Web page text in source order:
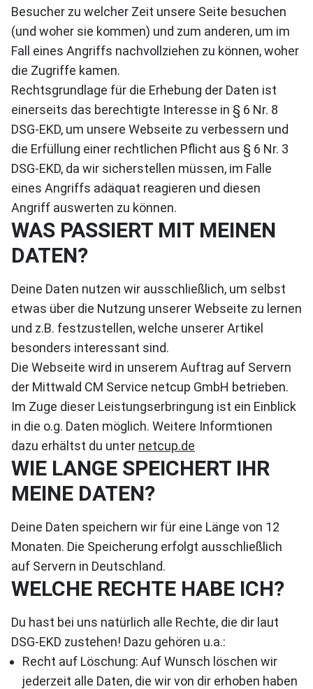
Besucher zu welcher Zeit unsere Seite besuchen
(und woher sie kommen) und zum anderen, um im
Fall eines Angriffs nachvollziehen zu können, woher
die Zugriffe kamen.
Rechtsgrundlage für die Erhebung der Daten ist
einerseits das berechtigte Interesse in § 6 Nr. 8
DSG-EKD, um unsere Webseite zu verbessern und
die Erfüllung einer rechtlichen Pflicht aus § 6 Nr. 3
DSG-EKD, da wir sicherstellen müssen, im Falle
eines Angriffs adäquat reagieren und diesen
Angriff auswerten zu können.
WAS PASSIERT MIT MEINEN
DATEN?
Deine Daten nutzen wir ausschließlich, um selbst
etwas über die Nutzung unserer Webseite zu lernen
und z.B. festzustellen, welche unserer Artikel
besonders interessant sind.
Die Webseite wird in unserem Auftrag auf Servern
der Mittwald CM Service netcup GmbH betrieben.
Im Zuge dieser Leistungserbringung ist ein Einblick
in die o.g. Daten möglich. Weitere Informtionen
dazu erhältst du unter netcup.de
WIE LANGE SPEICHERT IHR
MEINE DATEN?
Deine Daten speichern wir für eine Länge von 12
Monaten. Die Speicherung erfolgt ausschließlich
auf Servern in Deutschland.
WELCHE RECHTE HABE ICH?
Du hast bei uns natürlich alle Rechte, die dir laut
DSG-EKD zustehen! Dazu gehören u.a.:
Recht auf Löschung: Auf Wunsch löschen wir
jederzeit alle Daten, die wir von dir erhoben haben